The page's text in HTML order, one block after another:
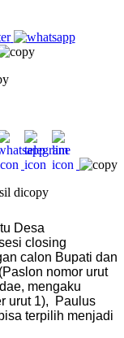
dicopy
Desa
closing
calon Bupati dan
nomor urut
mengaku
urut 1), Paulus
terpilih menjadi